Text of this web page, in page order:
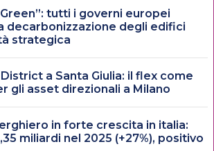
tutti i governi europei
decarbonizzazione degli edifici
strategica
a Santa Giulia: il flex come
gli asset direzionali a Milano
in forte crescita in italia:
miliardi nel 2025 (+27%), positivo